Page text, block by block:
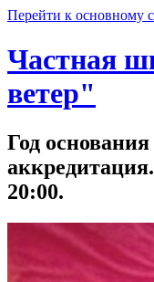
Перейти к основному
Частная
ветер"
Год
20:00.